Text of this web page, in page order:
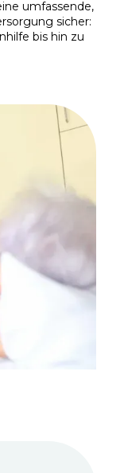
umfassende,
sicher:
bis hin zu